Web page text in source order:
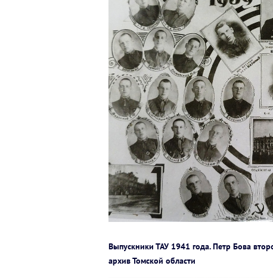
Выпускники ТАУ 1941 года. Петр Бова
архив Томской области